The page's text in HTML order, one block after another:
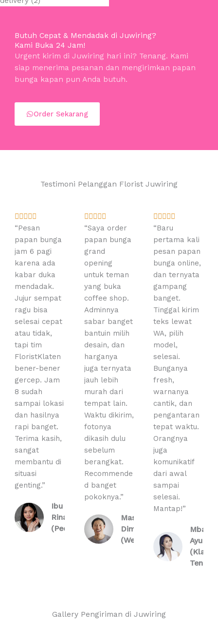
Butuh Cepat & Mendadak di Juwiring?
Kami Buka 24 Jam!
Urgent kirim di Juwiring hari ini? Tenang. Kami
siap menerima pesanan dan mengirimkan papan
bunga kapan pun Anda butuh.
Order Sekarang
Testimoni Pelanggan Florist Juwiring

a
t
e
d
5
o
u
t
o
f
5
“Pesan
papan bunga
jam 6 pagi
karena ada
kabar duka
mendadak.
Jujur sempat
ragu bisa
selesai cepat
atau tidak,
tapi tim
FloristKlaten
bener-bener
gercep. Jam
8 sudah
sampai lokasi
dan hasilnya
rapi banget.
Terima kasih,
sangat
membantu di
situasi
genting.”
Ibu
Rina
(Pedan)
R
a
t
d
5
o
u
t
o
f
5
“Saya order
papan bunga
grand
opening
untuk teman
yang buka
coffee shop.
Adminnya
sabar banget
bantuin milih
desain, dan
harganya
juga ternyata
jauh lebih
murah dari
tempat lain.
Waktu dikirim,
fotonya
dikasih dulu
sebelum
berangkat.
Recommende
d banget
pokoknya.”
Mas
Dimas
(Wedi)

t
e
d
5
o
u
t
o
f
“Baru
pertama kali
pesan papan
bunga online,
dan ternyata
gampang
banget.
Tinggal kirim
teks lewat
WA, pilih
model,
selesai.
Bunganya
fresh,
warnanya
cantik, dan
pengantaran
tepat waktu.
Orangnya
juga
komunikatif
dari awal
sampai
selesai.
Mantap!”
Mbak
Ayu
(Klaten
Gallery Pengiriman di Juwiring